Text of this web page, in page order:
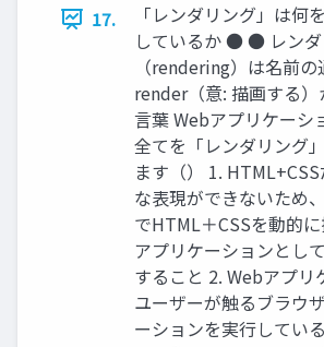
17.
「レンダリング」は何
しているか ● ● レン
（rendering）は名前の
render（意: 描画する）
言葉 Webアプリケーシ
全てを「レンダリング
ます（） 1.
な表現ができないため
でHTML＋CSSを動的に
アプリケーションとし
すること 2. Webアプリ
ユーザーが触るブラウ
ーションを実行してい